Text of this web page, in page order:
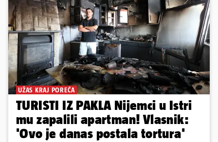
UŽAS KRAJ POREČA
TURISTI IZ PAKLA Nijemci u Istri
mu zapalili apartman! Vlasnik:
'Ovo je danas postala tortura'